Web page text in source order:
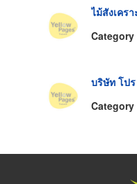
ไม้สังเคร
Category
บริษัท โป
Category